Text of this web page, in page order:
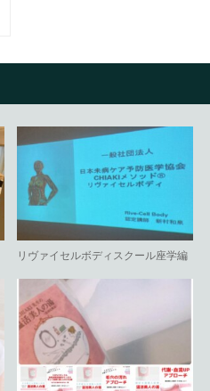
リヴァイセルボディスクール座学編